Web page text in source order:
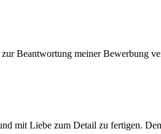
Beantwortung meiner Bewerbung
mit Liebe zum Detail zu fertigen.